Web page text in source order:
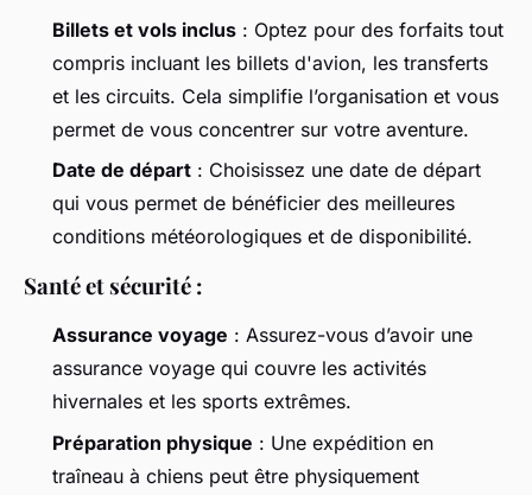
Billets et vols inclus : Optez pour des forfaits tout
compris incluant les billets d'avion, les transferts
et les circuits. Cela simplifie l’organisation et vous
permet de vous concentrer sur votre aventure.
Date de départ : Choisissez une date de départ
qui vous permet de bénéficier des meilleures
conditions météorologiques et de disponibilité.
Santé et sécurité :
Assurance voyage : Assurez-vous d’avoir une
assurance voyage qui couvre les activités
hivernales et les sports extrêmes.
Préparation physique : Une expédition en
traîneau à chiens peut être physiquement